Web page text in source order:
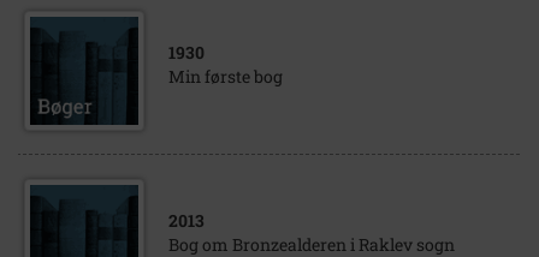
1930
Min første bog
2013
Bog om Bronzealderen i Raklev sogn